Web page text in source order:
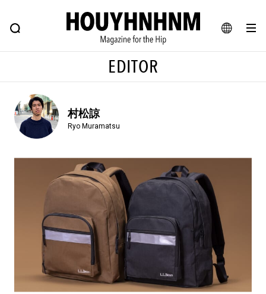
JA
FEATURE BLOG SNAP
ヒップなファッション、カルチャー、ライフスタイルWEBマガジン
#注目のタグ
#SHOPPING ADDICT
#NEW VINTAGE #マイナーグッド図鑑
#路地裏てぃーん。 #MONTHLY JOURNAL
#フイナムのYouTube
#Commune H #FOCUS IT #AH.H
#ととけん #FASHION #MUSIC #MOVIE
#LIFESTYLE #SNEAKER #OUTDOOR
#SPORTS #HANDSOME HANDBOOK
EDITOR
村松諒
Ryo Muramatsu